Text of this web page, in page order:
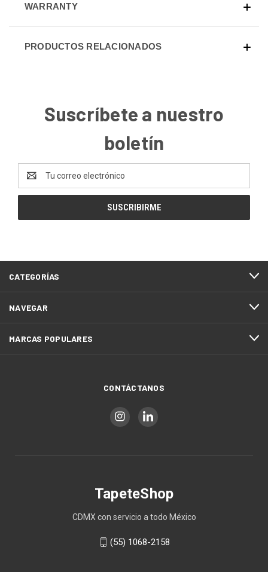
WARRANTY
PRODUCTOS RELACIONADOS
Suscríbete a nuestro
boletín
de
correo
CATEGORÍAS
NAVEGAR
MARCAS POPULARES
CONTÁCTANOS
TapeteShop
CDMX con servicio a todo México
(55) 1068-2158